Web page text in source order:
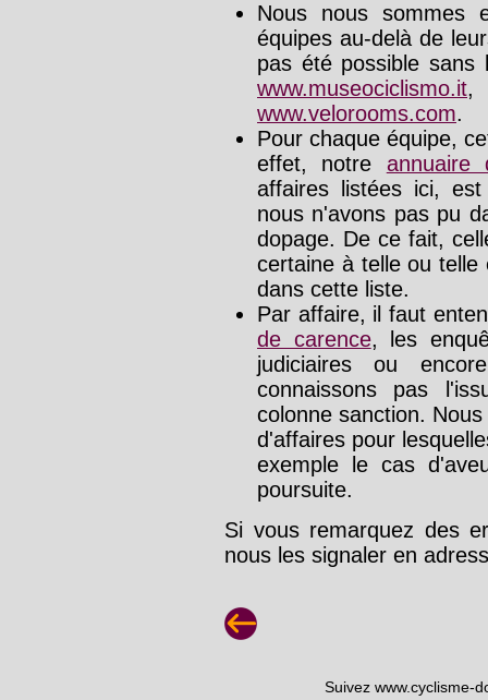
Nous nous sommes
équipes au-delà de
pas été possible sans
www.museociclismo.it
www.velorooms.com.
Pour chaque équipe,
effet, notre annuaire
affaires listées ici,
nous n'avons pas pu
dopage. De ce fait,
certaine à telle ou telle
dans cette liste.
Par affaire, il faut
de carence, les
judiciaires ou
connaissons pas
colonne sanction.
d'affaires pour
exemple le cas
poursuite.
Si vous remarquez des
nous les signaler en
Suivez www.cyclisme-